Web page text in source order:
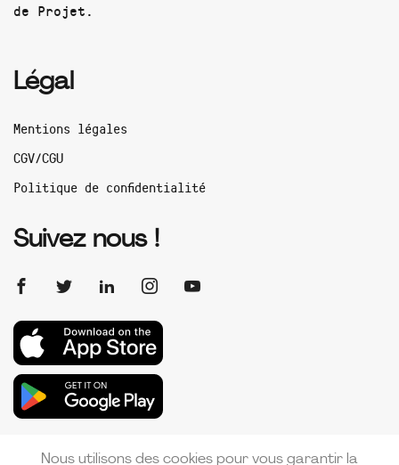
de Projet.
Légal
Mentions légales
CGV/CGU
Politique de confidentialité
Suivez nous !
Nous utilisons des cookies pour vous garantir la